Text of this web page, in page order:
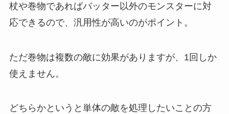
杖や巻物であればバッター以外のモンスターに対
応できるので、汎用性が高いのがポイント。
ただ巻物は複数の敵に効果がありますが、1回しか
使えません。
どちらかというと単体の敵を処理したいことの方